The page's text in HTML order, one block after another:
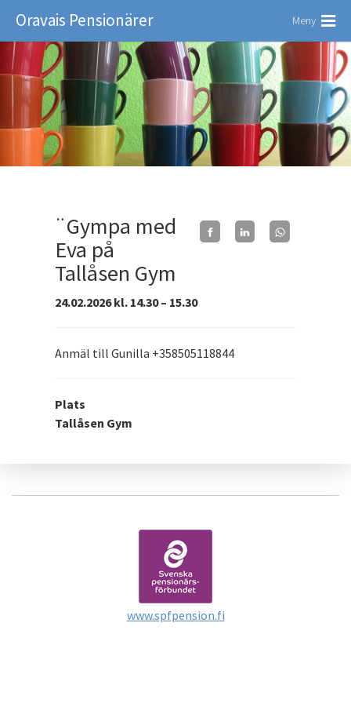
Oravais Pensionärer Meny
¨Gympa med
Eva på
Tallåsen Gym
24.02.2026 kl. 14.30 – 15.30
Anmäl till Gunilla +358505118844
Plats
Tallåsen Gym
www.spfpension.fi